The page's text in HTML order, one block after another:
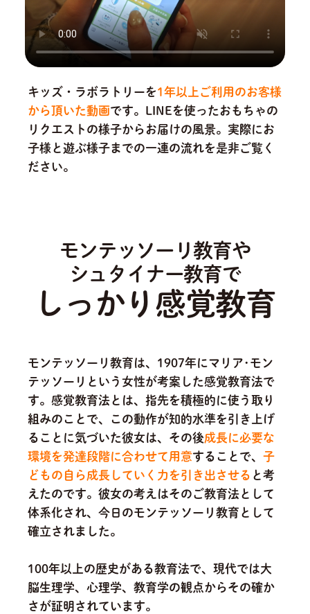
キッズ・ラボラトリーを1年以上ご利用のお客様
から頂いた動画です。 LINEを使ったおもちゃの
リクエストの様子からお届けの風景。実際にお
子様と遊ぶ様子までの一連の流れを是非ご覧く
ださい。
モンテッソーリ教育や
シュタイナー教育で
しっかり感覚教育
モンテッソーリ教育は、1907年にマリア･モン
テッソーリという女性が考案した感覚教育法で
す。感覚教育法とは、指先を積極的に使う取り
組みのことで、この動作が知的水準を引き上げ
ることに気づいた彼女は、その後成長に必要な
環境を発達段階に合わせて用意することで、子
どもの自ら成長していく力を引き出させる と考
えたのです。彼女の考えはそのご教育法として
体系化され、今日のモンテッソーリ教育として
確立されました。
100年以上の歴史がある教育法で、現代では大
脳生理学、心理学、教育学の観点からその確か
さが証明されています。